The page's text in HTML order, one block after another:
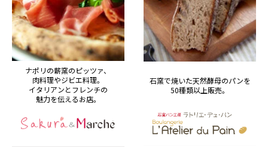
ナポリの薪窯のピッツァ、
肉料理やジビエ料理。
イタリアンとフレンチの
魅力を伝えるお店。
石窯で焼いた天然酵母のパンを
50種類以上販売。